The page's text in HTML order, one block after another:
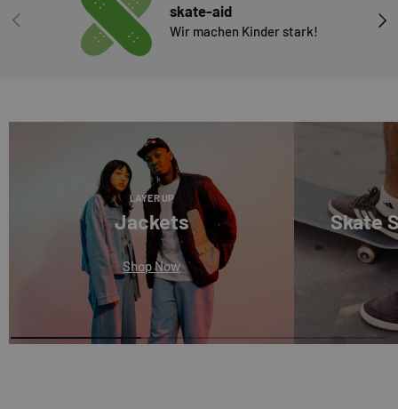
VORHERIGE skate-aid
Wir machen Kinder stark!
LAYER UP
Jackets
Shop Now
Skate